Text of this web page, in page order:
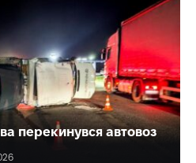
перекинувся автовоз